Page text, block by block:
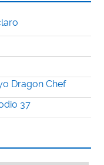
Dragon Chef
37